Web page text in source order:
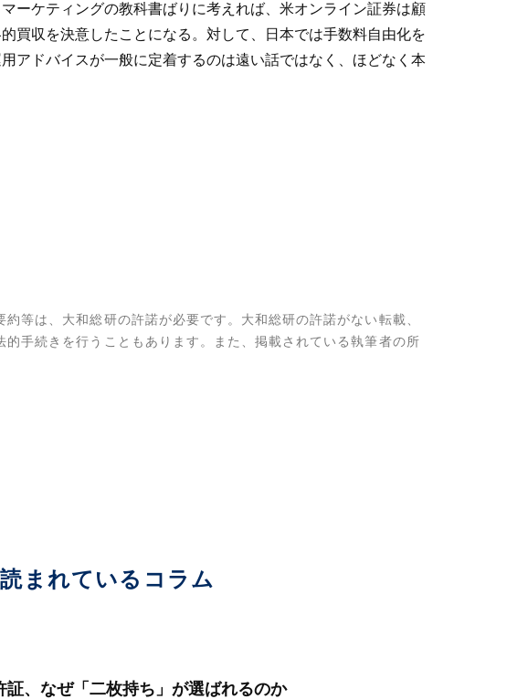
ーケティングの教科書ばりに考えれば、米オンライン証券は顧
買収を決意したことになる。対して、日本では手数料自由化を
アドバイスが一般に定着するのは遠い話ではなく、ほどなく本
等は、大和総研の許諾が必要です。大和総研の許諾がない転載、
手続きを行うこともあります。また、掲載されている執筆者の所
まれているコラム
証、なぜ「二枚持ち」が選ばれるのか